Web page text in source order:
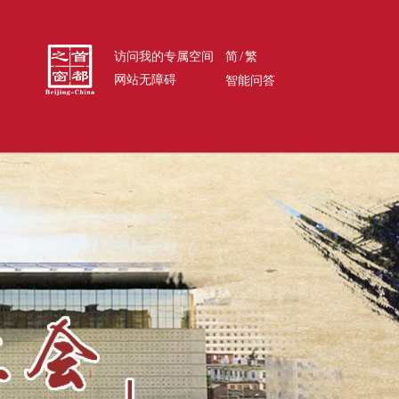
访问我的专属空间 简/繁
网站无障碍
智能问答